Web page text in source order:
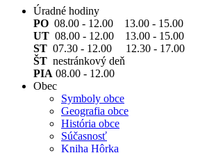
Úradné hodiny
PO 08.00 - 12.00 13.00 - 15.00
UT 08.00 - 12.00 13.00 - 15.00
ST 07.30 - 12.00 12.30 - 17.00
ŠT nestránkový deň
PIA 08.00 - 12.00
Obec
Symboly obce
Geografia obce
História obce
Súčasnosť
Kniha Hôrka